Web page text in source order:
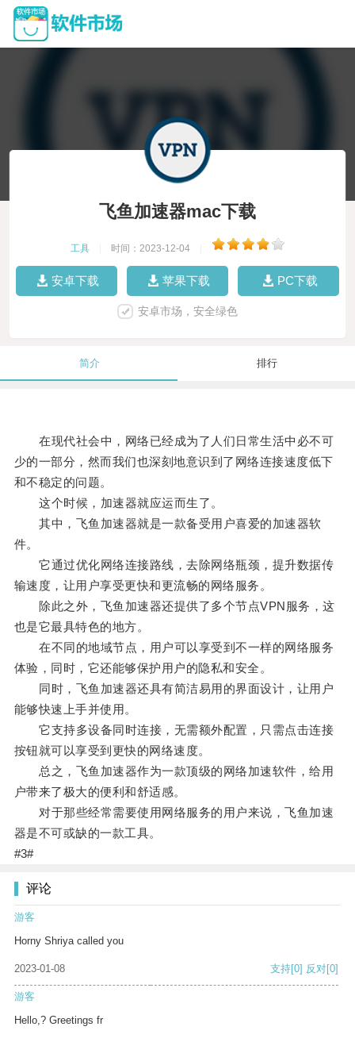
飞鱼加速器mac下载
工具 时间：2023-12-04
安卓下载 苹果下载 PC下载
安卓市场，安全绿色
简介 排行
在现代社会中，网络已经成为了人们日常生活中必不可
少的一部分，然而我们也深刻地意识到了网络连接速度低下
和不稳定的问题。
这个时候，加速器就应运而生了。
其中，飞鱼加速器就是一款备受用户喜爱的加速器软
件。
它通过优化网络连接路线，去除网络瓶颈，提升数据传
输速度，让用户享受更快和更流畅的网络服务。
除此之外，飞鱼加速器还提供了多个节点VPN服务，这
也是它最具特色的地方。
在不同的地域节点，用户可以享受到不一样的网络服务
体验，同时，它还能够保护用户的隐私和安全。
同时，飞鱼加速器还具有简洁易用的界面设计，让用户
能够快速上手并使用。
它支持多设备同时连接，无需额外配置，只需点击连接
按钮就可以享受到更快的网络速度。
总之，飞鱼加速器作为一款顶级的网络加速软件，给用
户带来了极大的便利和舒适感。
对于那些经常需要使用网络服务的用户来说，飞鱼加速
器是不可或缺的一款工具。
#3#
评论
游客
Horny Shriya called you
2023-01-08 支持[0] 反对[0]
游客
Hello,? Greetings fr